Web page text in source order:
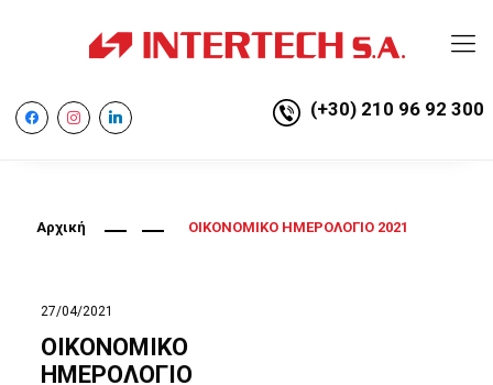
facebookinstagramlinkedin (+30) 210 96 92 300
Αρχική ΟΙΚΟΝΟΜΙΚΟ ΗΜΕΡΟΛΟΓΙΟ 2021
27/04/2021
ΟΙΚΟΝΟΜΙΚΟ
ΗΜΕΡΟΛΟΓΙΟ